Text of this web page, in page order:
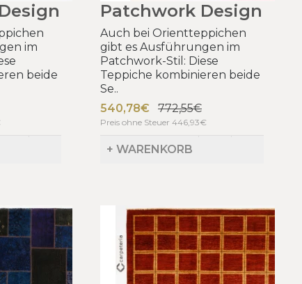
im
beide
Patchwork Design
Auch bei Orientteppichen
gibt es Ausführungen im
Patchwork-Stil: Diese
Teppiche kombinieren beide
Se..
540,78€
772,55€
Preis ohne Steuer 446,93€
+ WARENKORB